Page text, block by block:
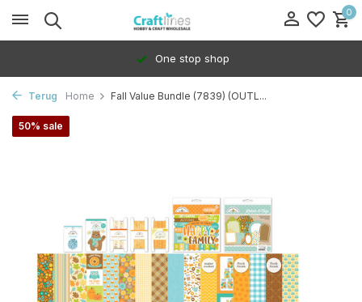
0
One stop shop
Terug Home Fall Value Bundle (7839) (OUTL...
50% sale